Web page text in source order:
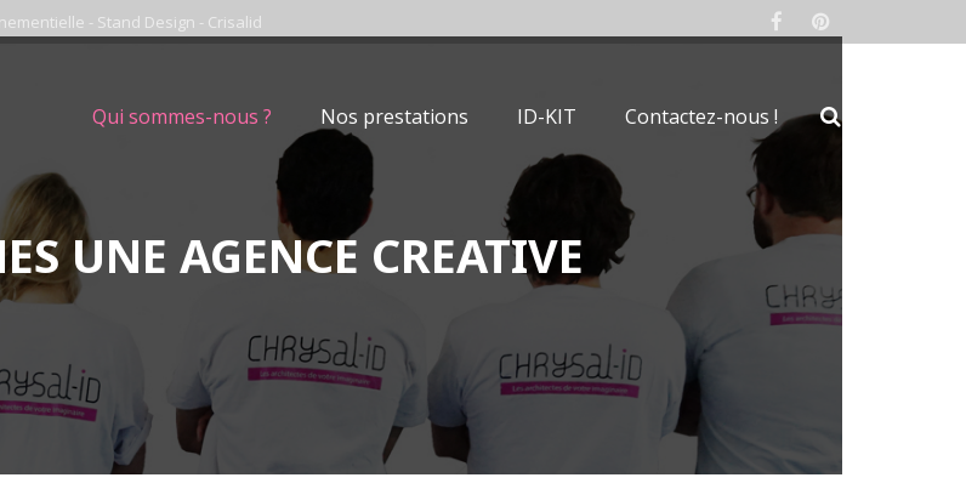
- Stand Design - Crisalid
Qui sommes-nous ? Nos prestations ID-KIT Contactez-nous !
UNE AGENCE CREATIVE